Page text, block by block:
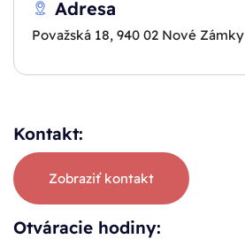
Adresa
Považská 18, 940 02 Nové Zámky
Kontakt:
Zobraziť kontakt
Otváracie hodiny: